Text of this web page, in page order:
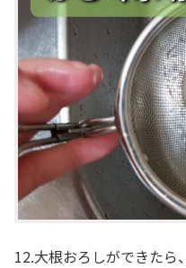
12.大根おろしができたら